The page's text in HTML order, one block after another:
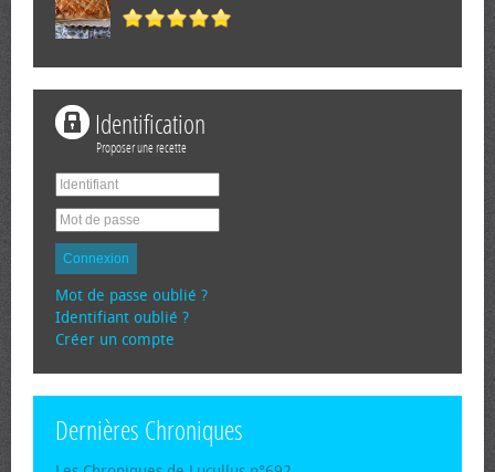
Identification
Proposer une recette
Connexion
Mot de passe oublié ?
Identifiant oublié ?
Créer un compte
Dernières Chroniques